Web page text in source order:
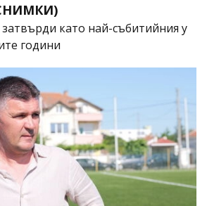
като най-събитийния у
години